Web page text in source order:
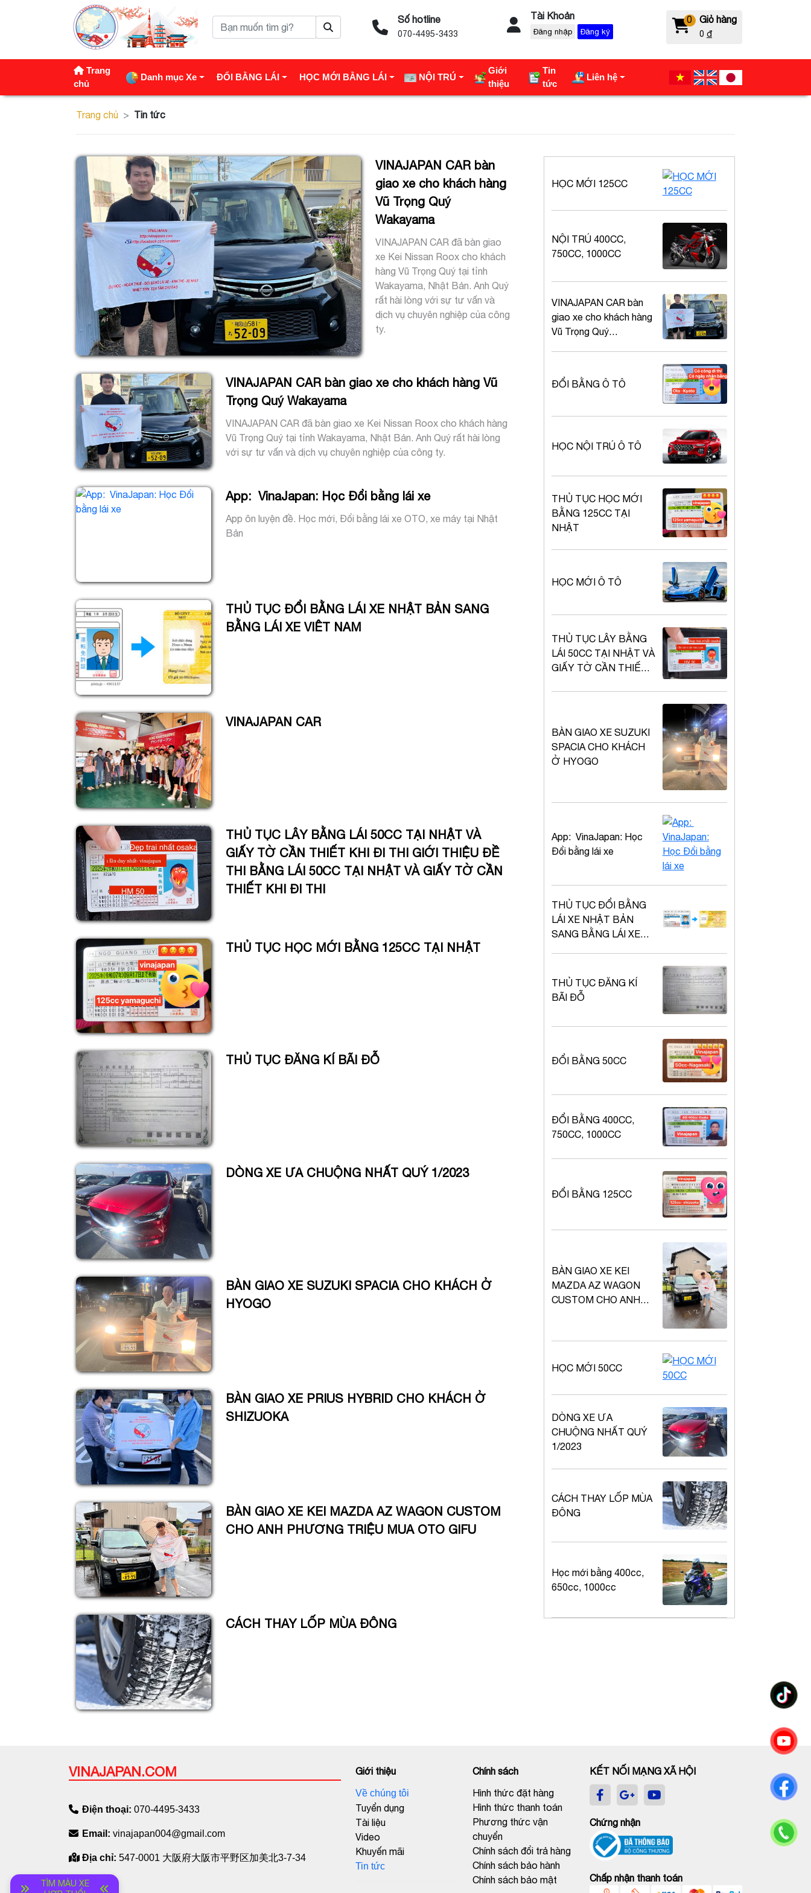
Số hotline
070-4495-3433
Tài Khoản
Đăng nhập Đăng ký
0 Giỏ hàng
0 đ
Trang
chủ
Danh mục Xe ĐỔI BẰNG LÁI HỌC MỚI BẰNG LÁI NỘI TRÚ
Giới
thiệu
Tin
tức
Liên hệ
Trang chủ Tin tức
VINAJAPAN CAR bàn
giao xe cho khách hàng
Vũ Trọng Quý
Wakayama
VINAJAPAN CAR đã bàn giao
xe Kei Nissan Roox cho khách
hàng Vũ Trọng Quý tại tỉnh
Wakayama, Nhật Bản. Anh Quý
rất hài lòng với sự tư vấn và
dịch vụ chuyên nghiệp của công
ty.
VINAJAPAN CAR bàn giao xe cho khách hàng Vũ
Trọng Quý Wakayama
VINAJAPAN CAR đã bàn giao xe Kei Nissan Roox cho khách hàng
Vũ Trọng Quý tại tỉnh Wakayama, Nhật Bản. Anh Quý rất hài lòng
với sự tư vấn và dịch vụ chuyên nghiệp của công ty.
App: VinaJapan: Học Đổi bằng lái xe
App ôn luyện đề. Học mới, Đổi bằng lái xe OTO, xe máy tại Nhật
Bản
THỦ TỤC ĐỔI BẰNG LÁI XE NHẬT BẢN SANG
BẰNG LÁI XE VIÊT NAM
VINAJAPAN CAR
THỦ TỤC LÂY BẰNG LÁI 50CC TẠI NHẬT VÀ
GIẤY TỜ CẦN THIẾT KHI ĐI THI GIỚI THIỆU ĐỀ
THI BẰNG LÁI 50CC TẠI NHẬT VÀ GIẤY TỜ CẦN
THIẾT KHI ĐI THI
THỦ TỤC HỌC MỚI BẰNG 125CC TẠI NHẬT
THỦ TỤC ĐĂNG KÍ BÃI ĐỖ
DÒNG XE ƯA CHUỘNG NHẤT QUÝ 1/2023
BÀN GIAO XE SUZUKI SPACIA CHO KHÁCH Ở
HYOGO
BÀN GIAO XE PRIUS HYBRID CHO KHÁCH Ở
SHIZUOKA
BÀN GIAO XE KEI MAZDA AZ WAGON CUSTOM
CHO ANH PHƯƠNG TRIỆU MUA OTO GIFU
CÁCH THAY LỐP MÙA ĐÔNG
HỌC MỚI 125CC
NỘI TRÚ 400CC,
750CC, 1000CC
VINAJAPAN CAR bàn
giao xe cho khách hàng
Vũ Trọng Quý
ĐỔI BẰNG Ô TÔ
HỌC NỘI TRÚ Ô TÔ
THỦ TỤC HỌC MỚI
BẰNG 125CC TẠI
NHẬT
HỌC MỚI Ô TÔ
THỦ TỤC LÂY BẰNG
LÁI 50CC TẠI NHẬT VÀ
GIẤY TỜ CẦN THIẾT
GIẤY TỜ CẦN THIẾT
BÀN GIAO XE SUZUKI
SPACIA CHO KHÁCH
Ở HYOGO
App: VinaJapan: Học
Đổi bằng lái xe
THỦ TỤC ĐỔI BẰNG
LÁI XE NHẬT BẢN
SANG BẰNG LÁI XE
THỦ TỤC ĐĂNG KÍ
BÃI ĐỖ
ĐỔI BẰNG 50CC
ĐỔI BẰNG 400CC,
750CC, 1000CC
ĐỔI BẰNG 125CC
BÀN GIAO XE KEI
MAZDA AZ WAGON
CUSTOM CHO ANH
HỌC MỚI 50CC
DÒNG XE ƯA
CHUỘNG NHẤT QUÝ
1/2023
CÁCH THAY LỐP MÙA
ĐÔNG
Học mới bằng 400cc,
650cc, 1000cc
VINAJAPAN.COM
Điện thoại: 070-4495-3433
Email: vinajapan004@gmail.com
Địa chỉ: 547-0001 大阪府大阪市平野区加美北3-7-34
Giới thiệu
Về chúng tôi
Tuyển dụng
Tài liệu
Video
Khuyến mãi
Tin tức
Chính sách
Hình thức đặt hàng
Hình thức thanh toán
Phương thức vận
chuyển
Chính sách đổi trả hàng
Chính sách bảo hành
Chính sách bảo mật
KẾT NỐI MẠNG XÃ HỘI
Chứng nhận
Chấp nhận thanh toán
TÌM MÀU XE